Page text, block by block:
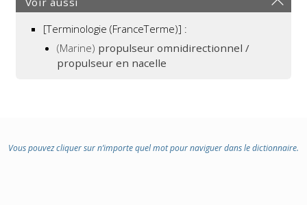
[Terminologie (FranceTerme)] :
(Marine) propulseur omnidirectionnel /
propulseur en nacelle
Vous pouvez cliquer sur n’importe quel mot pour naviguer dans le dictionnaire.